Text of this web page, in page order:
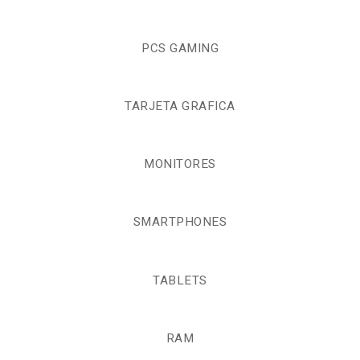
PCS GAMING
TARJETA GRAFICA
MONITORES
SMARTPHONES
TABLETS
RAM